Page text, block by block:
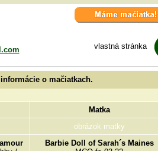
vlastná stránka
o mačiatkach.
Matka
obrázok matky
Barbie Doll of Sarah´s Maines